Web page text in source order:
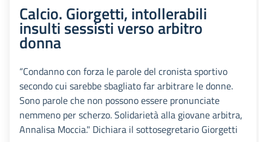
Calcio. Giorgetti, intollerabili
insulti sessisti verso arbitro
donna
“Condanno con forza le parole del cronista sportivo
secondo cui sarebbe sbagliato far arbitrare le donne.
Sono parole che non possono essere pronunciate
nemmeno per scherzo. Solidarietà alla giovane arbitra,
Annalisa Moccia." Dichiara il sottosegretario Giorgetti